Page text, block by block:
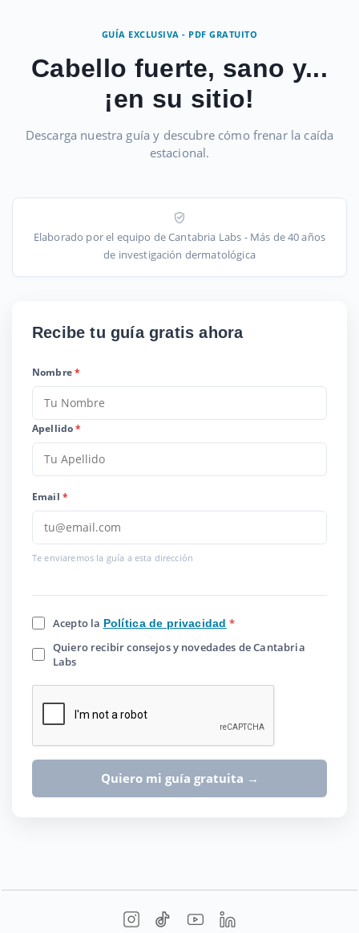
GUÍA EXCLUSIVA - PDF GRATUITO
Cabello fuerte, sano y...
¡en su sitio!
Descarga nuestra guía y descubre cómo frenar la caída
estacional.
Elaborado por el equipo de Cantabria Labs - Más de 40 años
de investigación dermatológica
Recibe tu guía gratis ahora
Nombre*
Apellido*
Email *
Te enviaremos la guía a esta dirección
Acepto la Política de privacidad *
Quiero recibir consejos y novedades de Cantabria
Labs
Quiero mi guía gratuita →